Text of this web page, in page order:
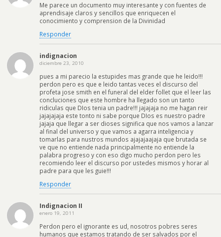
Me parece un documento muy interesante y con fuentes de
aprendisaje claros y sencillos que enriquecen el
conocimiento y comprension de la Divinidad
Responder
indignacion
diciembre 23, 2010
pues a mi parecio la estupides mas grande que he leido!!!
perdon pero es que e leido tantas veces el discurso del
profeta jose smith en el funeral del elder follet que el leer las
concluciones que este hombre ha llegado son un tanto
ridiculas que DIos tenia un padre!!! jajajaja no me hagan reir
jajajajaja este tonto ni sabe porque DIos es nuestro padre
jajaja que llegar a ser dioses significa que nos vamos a lanzar
al final del universo y que vamos a agarra inteligencia y
tomarlas para nustros mundos ajajajaajaja que brutada se
ve que no entiende nada principalmente no entiende la
palabra progreso y con eso digo mucho perdon pero les
recomiendo leer el discurso por ustedes mismos y horar al
padre para que les guie!!!
Responder
Indignacion II
enero 19, 2011
Perdon pero el ignorante es ud, nosotros pobres seres
humanos que estamos tratando de ser salvados por el